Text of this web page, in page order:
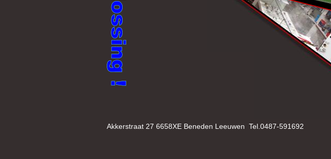
Akkerstraat 27 6658XE Beneden Leeuwen  Tel.0487-591692